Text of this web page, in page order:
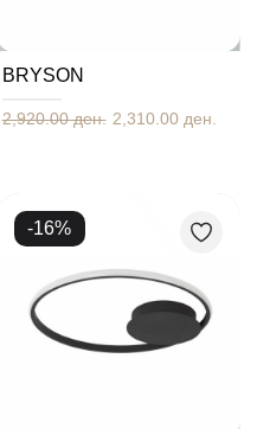
BRYSON
2,920.00 ден. 2,310.00 ден.
-16%